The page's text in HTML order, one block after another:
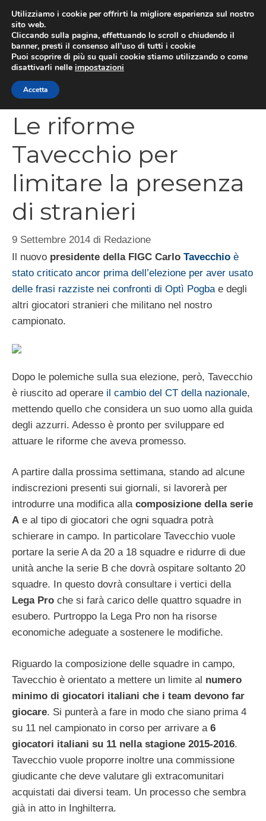
contenuto
Le riforme
Tavecchio per
limitare la presenza
di stranieri
9 Settembre 2014 di Redazione
Il nuovo presidente della FIGC Carlo Tavecchio è
stato criticato ancor prima dell’elezione per aver usato
delle frasi razziste nei confronti di Optì Pogba e degli
altri giocatori stranieri che militano nel nostro
campionato.
Dopo le polemiche sulla sua elezione, però, Tavecchio
è riuscito ad operare il cambio del CT della nazionale,
mettendo quello che considera un suo uomo alla guida
degli azzurri. Adesso è pronto per sviluppare ed
attuare le riforme che aveva promesso.
A partire dalla prossima settimana, stando ad alcune
indiscrezioni presenti sui giornali, si lavorerà per
introdurre una modifica alla composizione della serie
A e al tipo di giocatori che ogni squadra potrà
schierare in campo. In particolare Tavecchio vuole
portare la serie A da 20 a 18 squadre e ridurre di due
unità anche la serie B che dovrà ospitare soltanto 20
squadre. In questo dovrà consultare i vertici della
Lega Pro che si farà carico delle quattro squadre in
esubero. Purtroppo la Lega Pro non ha risorse
economiche adeguate a sostenere le modifiche.
Riguardo la composizione delle squadre in campo,
Tavecchio è orientato a mettere un limite al numero
minimo di giocatori italiani che i team devono far
giocare. Si punterà a fare in modo che siano prima 4
su 11 nel campionato in corso per arrivare a 6
giocatori italiani su 11 nella stagione 2015-2016.
Tavecchio vuole proporre inoltre una commissione
giudicante che deve valutare gli extracomunitari
acquistati dai diversi team. Un processo che sembra
già in atto in Inghilterra.
Utilizziamo i cookie per offrirti la migliore esperienza sul nostro
sito web.
Cliccando sulla pagina, effettuando lo scroll o chiudendo il
banner, presti il consenso all’uso di tutti i cookie
Puoi scoprire di più su quali cookie stiamo utilizzando o come
disattivarli nelle impostazioni
Accetta